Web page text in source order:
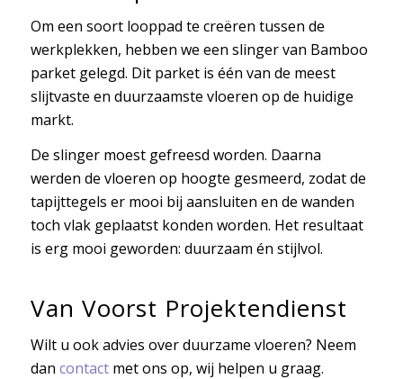
Om een soort looppad te creëren tussen de
werkplekken, hebben we een slinger van Bamboo
parket gelegd. Dit parket is één van de meest
slijtvaste en duurzaamste vloeren op de huidige
markt.
De slinger moest gefreesd worden. Daarna
werden de vloeren op hoogte gesmeerd, zodat de
tapijttegels er mooi bij aansluiten en de wanden
toch vlak geplaatst konden worden. Het resultaat
is erg mooi geworden: duurzaam én stijlvol.
Van Voorst Projektendienst
Wilt u ook advies over duurzame vloeren? Neem
dan contactmet ons op, wij helpen u graag.